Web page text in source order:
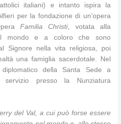
italiani) e intanto ispira la
per la fondazione di un’opera
Familia Christi, votata alla
mondo e a coloro che sono
Signore nella vita religiosa, poi
una famiglia sacerdotale. Nel
della Santa Sede a
servizio presso la Nunziatura
del Val, a cui può forse essere